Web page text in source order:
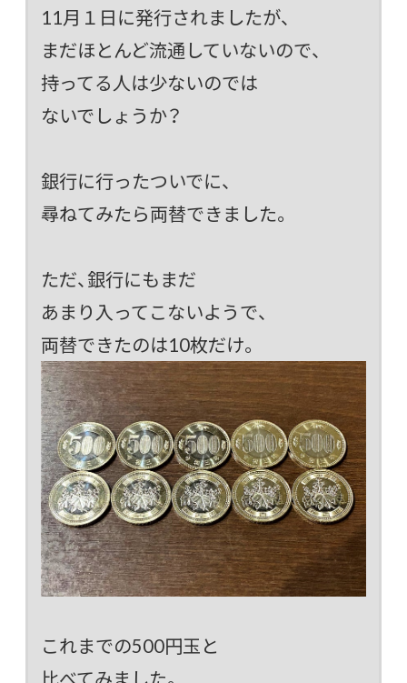
11月１日に発行されましたが、
まだほとんど流通していないので、
持ってる人は少ないのでは
ないでしょうか？
銀行に行ったついでに、
尋ねてみたら両替できました。
ただ、銀行にもまだ
あまり入ってこないようで、
両替できたのは10枚だけ。
これまでの500円玉と
比べてみました。